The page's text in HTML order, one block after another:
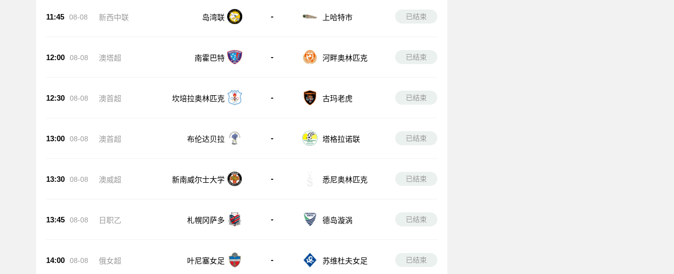
11:45 08-08 新西中联 岛湾联 - 上哈特市 已结束
12:00 08-08 澳塔超 南霍巴特 - 河畔奥林匹克 已结束
12:30 08-08 澳首超 坎培拉奥林匹克 - 古玛老虎 已结束
13:00 08-08 澳首超 布伦达贝拉 - 塔格拉诺联 已结束
13:30 08-08 澳威超 新南威尔士大学 - 悉尼奥林匹克 已结束
13:45 08-08 日职乙 札幌冈萨多 - 德岛漩涡 已结束
14:00 08-08 俄女超 叶尼塞女足 - 苏维杜夫女足 已结束